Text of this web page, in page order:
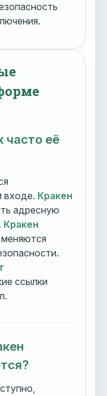
часто её
входе. Кракен
адресную
. Кракен
ссылки